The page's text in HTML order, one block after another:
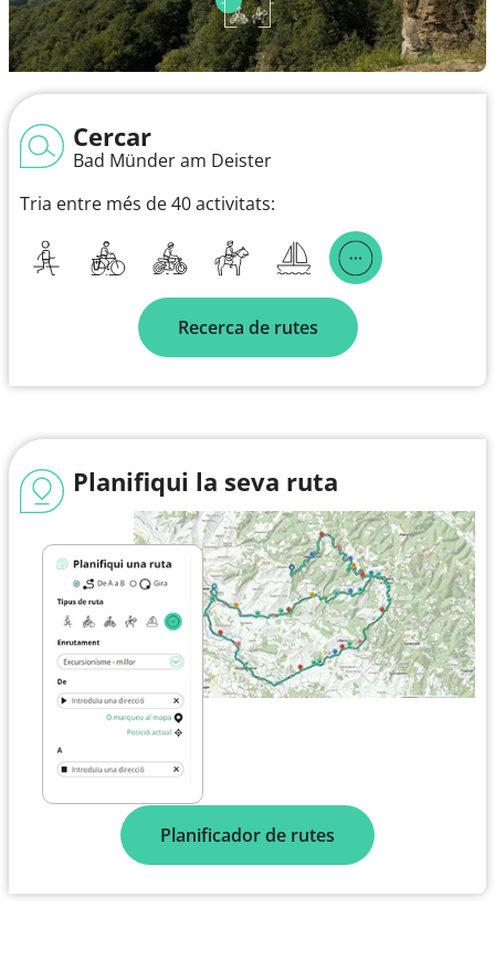
Cercar
Bad Münder am Deister
Tria entre més de 40 activitats:
Recerca de rutes
Planifiqui la seva ruta
Planificador de rutes